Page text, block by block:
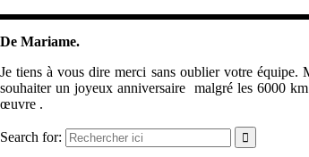
De Mariame.
Je tiens à vous dire merci sans oublier votre
souhaiter un joyeux anniversaire malgré les 6000
œuvre .
Search for: